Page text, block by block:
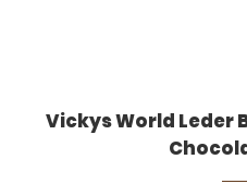
Vickys World Leder